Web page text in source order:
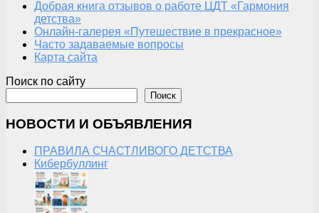
Добрая книга отзывов о работе ЦДТ «Гармония
детства»
Онлайн-галерея «Путешествие в прекрасное»
Часто задаваемые вопросы
Карта сайта
Поиск по сайту
Поиск
НОВОСТИ И ОБЪЯВЛЕНИЯ
ПРАВИЛА СЧАСТЛИВОГО ДЕТСТВА
Кибербуллинг